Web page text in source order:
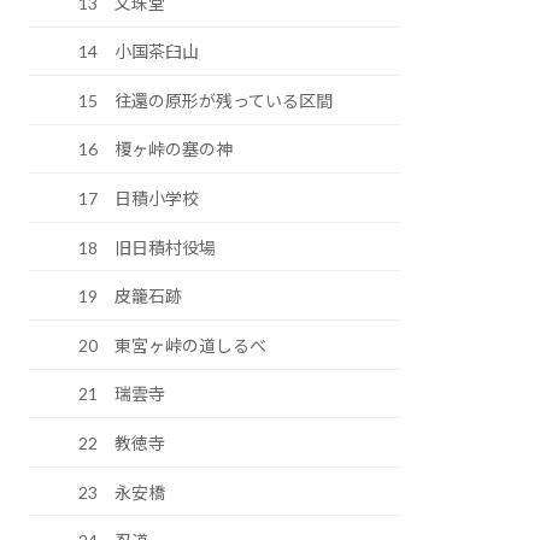
14 小国茶臼山
15 往還の原形が残っている区間
16 榎ヶ峠の塞の神
17 日積小学校
18 旧日積村役場
19 皮籠石跡
20 東宮ヶ峠の道しるべ
21 瑞雲寺
22 教徳寺
23 永安橋